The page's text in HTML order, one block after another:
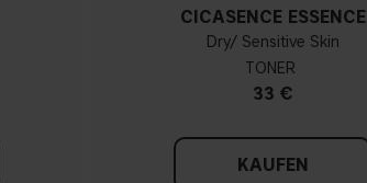
CICASENCE ESSENCE
Dry/ Sensitive Skin
TONER
33 €
KAUFEN